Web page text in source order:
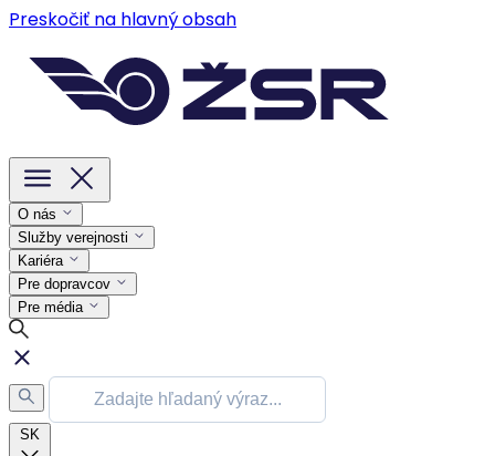
Preskočiť na hlavný obsah
O nás
Služby verejnosti
Kariéra
Pre dopravcov
Pre média
SK